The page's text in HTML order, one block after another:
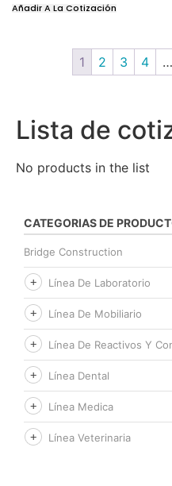
Añadir A La Cotización
1 2 3 4 …
Lista de
No products in the list
CATEGORIAS DE
Bridge Construction
Línea De Laboratorio
Línea De Mobiliario
Línea De Reactivos Y
Línea Dental
Línea Medica
Línea Veterinaria